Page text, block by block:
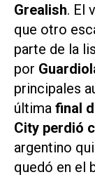
Grealish. El
que otro
parte de la
por
principales
última final
City perdió
argentino
quedó en el